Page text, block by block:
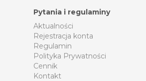
Pytania i regulaminy
Aktualności
Rejestracja konta
Regulamin
Polityka Prywatności
Cennik
Kontakt